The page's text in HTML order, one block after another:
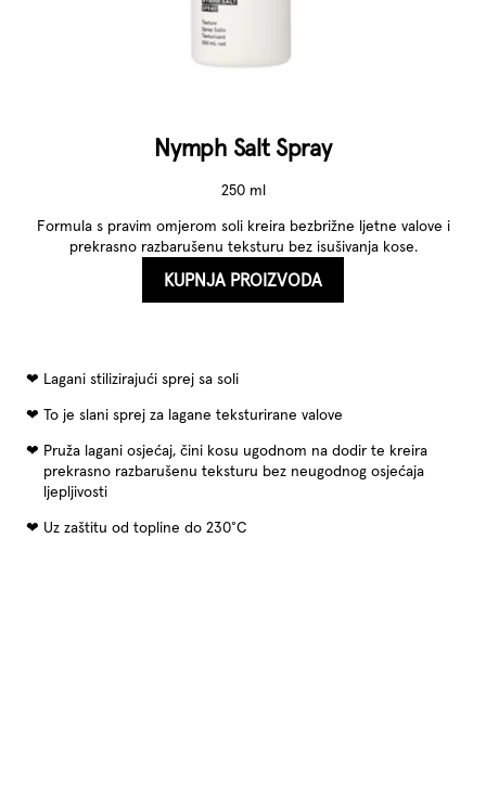
Nymph Salt Spray
250 ml
Formula s pravim omjerom soli kreira bezbrižne ljetne valove i
prekrasno razbarušenu teksturu bez isušivanja kose.
KUPNJA PROIZVODA
Lagani stilizirajući sprej sa soli
To je slani sprej za lagane teksturirane valove
Pruža lagani osjećaj, čini kosu ugodnom na dodir te kreira
prekrasno razbarušenu teksturu bez neugodnog osjećaja​
ljepljivosti
Uz zaštitu od topline do 230°C